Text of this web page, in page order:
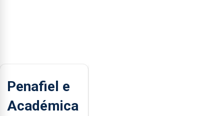
Penafiel e
Académica